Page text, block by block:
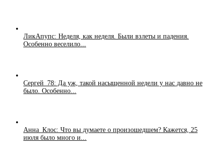
ЛикАпупс: Неделя, как неделя. Были взлеты и падения.
Особенно веселило...
Сергей_78: Да уж, такой насыщенной недели у нас давно не
было. Особенно...
Анна_Клос: Что вы думаете о произошедшем? Кажется, 25
июля было много и...